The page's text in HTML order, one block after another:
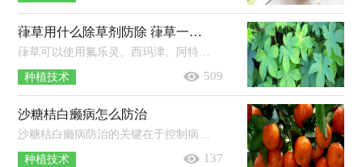
葎草用什么除草剂防除 葎草一般长在哪里
种植技术 509
沙糖桔白癞病怎么防治
种植技术 137